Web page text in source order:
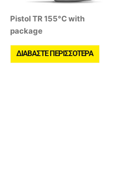
Pistol TR 155°C with
package
ΔΙΑΒΆΣΤΕ ΠΕΡΙΣΣΌΤΕΡΑ